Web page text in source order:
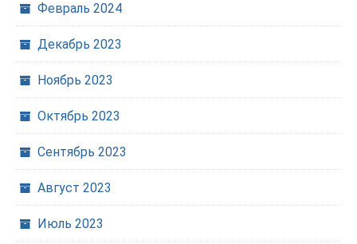
Февраль 2024
Декабрь 2023
Ноябрь 2023
Октябрь 2023
Сентябрь 2023
Август 2023
Июль 2023